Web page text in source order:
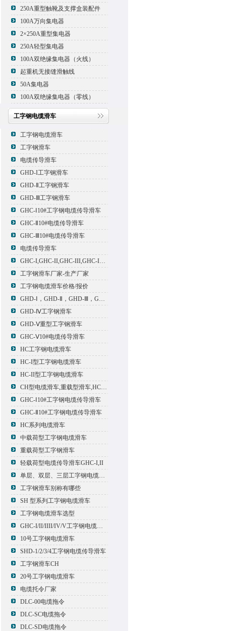
250A重型触靴及支撑盒装配件
100A万向集电器
2×250A重型集电器
250A轻型集电器
100A双绝缘集电器（火线）
起重机无接缝滑触线
50A集电器
100A双绝缘集电器（零线）
工字钢电缆滑车
工字钢电缆滑车
工字钢滑车
电缆传导滑车
GHD-I工字钢滑车
GHD-Ⅱ工字钢滑车
GHD-Ⅲ工字钢滑车
GHC-Ⅰ10#工字钢电缆传导滑车
GHC-Ⅱ10#电缆传导滑车
GHC-Ⅲ10#电缆传导滑车
电缆传导滑车
GHC-I,GHC-II,GHC-III,GHC-IV,GHC-V电缆滑车
工字钢滑车厂家-生产厂家
工字钢电缆滑车价格/报价
GHD-Ⅰ，GHD-Ⅱ，GHD-Ⅲ，GHD-Ⅳ，GHD-Ⅴ工字钢滑车
GHD-Ⅳ工字钢滑车
GHD-Ⅴ重型工字钢滑车
GHC-Ⅴ10#电缆传导滑车
HC工字钢电缆滑车
HC-I型工字钢电缆滑车
HC-II型工字钢电缆滑车
CH型电缆滑车,重载型滑车,HC型滑车
GHC-Ⅰ10#工字钢电缆传导滑车
GHC-Ⅱ10#工字钢电缆传导滑车
HC系列电缆滑车
中载荷型工字钢电缆滑车
重载荷型工字钢滑车
轻载荷型电缆传导滑车GHC-I,II
单层、双层、三层工字钢电缆传导滑车
工字钢滑车别称有哪些
SH 型系列工字钢电缆滑车
工字钢电缆滑车选型
GHC-I/II/IIII/IV/V工字钢电缆滑车
10号工字钢电缆滑车
SHD-1/2/3/4工字钢电缆传导滑车
工字钢滑车CH
20号工字钢电缆滑车
电缆托令厂家
DLC-00电缆拖令
DLC-SC电缆拖令
DLC-SD电缆拖令